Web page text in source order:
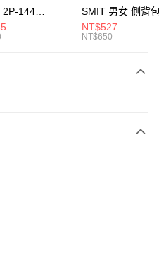
。
後，將跳轉至「AFTEE先享後付」
簡訊。
簡訊中的連結，可透過四大超商／
方視為交易完成。
)免運費
)免運費
)免運費
2P-144
男女 短統襪
SMIT 男女 側背
BA5871010
NT$527
NT$650